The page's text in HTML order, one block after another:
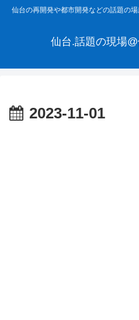
仙台の再開発や都市開発などの話題の
仙台.話題の現場
2023-11-01